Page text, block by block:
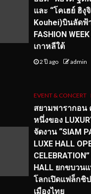
และ “โคเฮย์ ฮิงุ
Kouhei)บินลัดฟ้
FASHION
เกาหลีใต้
2 ปี ago admin
EVENT & CONCERT
สยามพารากอน
หนึ่งของ
จัดงาน “SIAM
LUXE HALL
HALL ยกขบวน
โลกเปิดแฟล็กชิ
เมืองไทย